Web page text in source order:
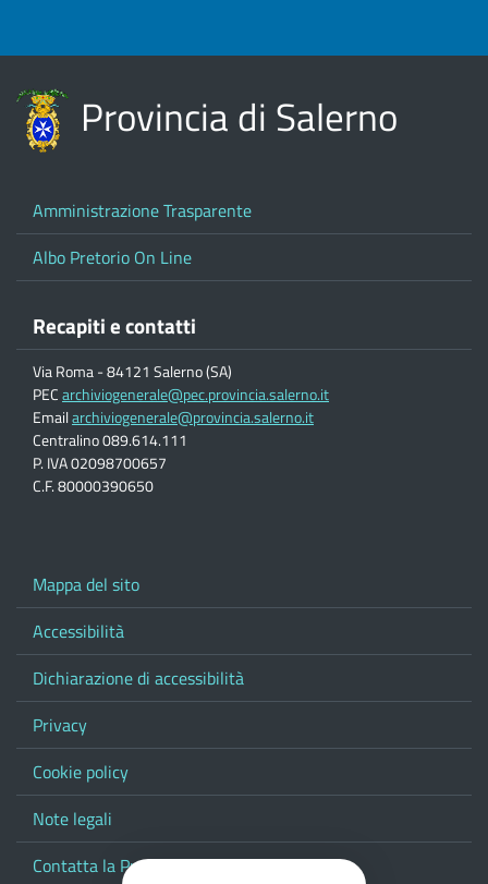
Provincia di Salerno
Amministrazione Trasparente
Albo Pretorio On Line
Recapiti e contatti
Via Roma - 84121 Salerno (SA)
PECarchiviogenerale@pec.provincia.salerno.it
Emailarchiviogenerale@provincia.salerno.it
Centralino 089.614.111
P. IVA 02098700657
C.F. 80000390650
Mappa del sito
Accessibilità
Dichiarazione di accessibilità
Privacy
Cookie policy
Note legali
Contatta la Provincia